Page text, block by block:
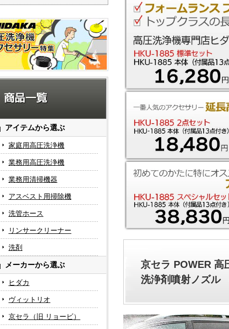
アイテムから選ぶ
家庭用高圧洗浄機
業務用高圧洗浄機
業務用清掃機器
アスベスト用掃除機
洗管ホース
リンサークリーナー
洗剤
メーカーから選ぶ
ヒダカ
ヴィットリオ
京セラ（旧 リョービ）
京セラ POWER 高
洗浄剤噴射ノズル